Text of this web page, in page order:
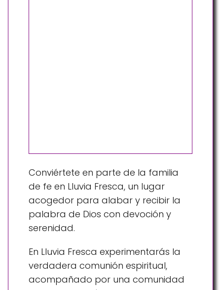
Conviértete en parte de la familia
de fe en Lluvia Fresca, un lugar
acogedor para alabar y recibir la
palabra de Dios con devoción y
serenidad.
En Lluvia Fresca experimentarás la
verdadera comunión espiritual,
acompañado por una comunidad